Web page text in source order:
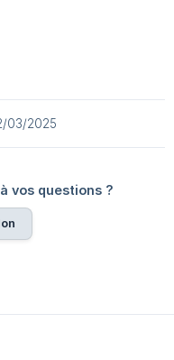
03/2025
vos questions ?